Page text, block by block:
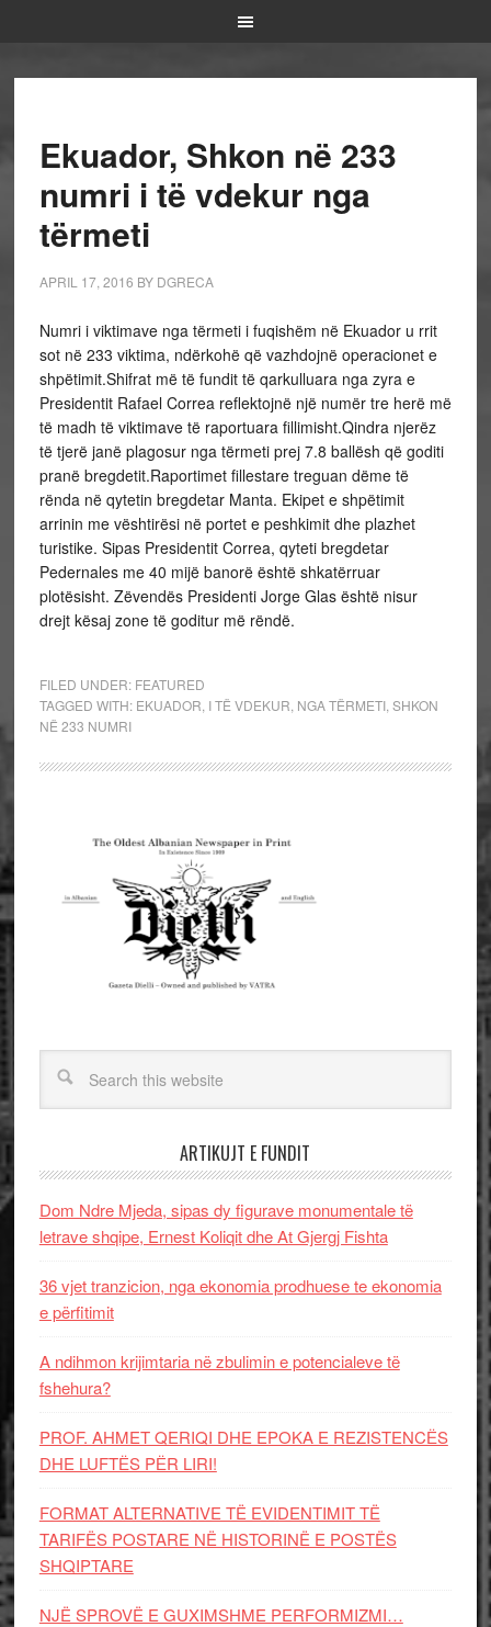
Ekuador, Shkon në 233
numri i të vdekur nga
tërmeti
APRIL 17, 2016 BY DGRECA
Numri i viktimave nga tërmeti i fuqishëm në Ekuador u rrit
sot në 233 viktima, ndërkohë që vazhdojnë operacionet e
shpëtimit.Shifrat më të fundit të qarkulluara nga zyra e
Presidentit Rafael Correa reflektojnë një numër tre herë më
të madh të viktimave të raportuara fillimisht.Qindra njerëz
të tjerë janë plagosur nga tërmeti prej 7.8 ballësh që goditi
pranë bregdetit.Raportimet fillestare treguan dëme të
rënda në qytetin bregdetar Manta. Ekipet e shpëtimit
arrinin me vështirësi në portet e peshkimit dhe plazhet
turistike. Sipas Presidentit Correa, qyteti bregdetar
Pedernales me 40 mijë banorë është shkatërruar
plotësisht. Zëvendës Presidenti Jorge Glas është nisur
drejt kësaj zone të goditur më rëndë.
FILED UNDER: FEATURED
TAGGED WITH: EKUADOR I TË VDEKUR NGA TËRMETI, SHKON
NË 233 NUMRI
ARTIKUJT E FUNDIT
Dom Ndre Mjeda, sipas dy figurave monumentale të
letrave shqipe, Ernest Koliqit dhe At Gjergj Fishta
36 vjet tranzicion, nga ekonomia prodhuese te ekonomia
e përfitimit
A ndihmon krijimtaria në zbulimin e potencialeve të
fshehura?
PROF. AHMET QERIQI DHE EPOKA E REZISTENCЁS
DHE LUFTЁS PЁR LIRI!
FORMAT ALTERNATIVE TË EVIDENTIMIT TË
TARIFËS POSTARE NË HISTORINË E POSTËS
SHQIPTARE
NJË SPROVË E GUXIMSHME PERFORMIZMI…